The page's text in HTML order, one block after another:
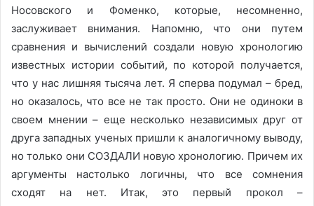
Носовского и Фоменко, которые, несомненно,
заслуживает внимания. Напомню, что они путем
сравнения и вычислений создали новую хронологию
известных истории событий, по которой получается,
что у нас лишняя тысяча лет. Я сперва подумал – бред,
но оказалось, что все не так просто. Они не одиноки в
своем мнении – еще несколько независимых друг от
друга западных ученых пришли к аналогичному выводу,
но только они СОЗДАЛИ новую хронологию. Причем их
аргументы настолько логичны, что все сомнения
сходят на нет. Итак, это первый прокол –